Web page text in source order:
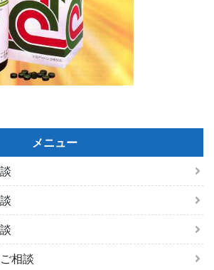
メニュー
相談